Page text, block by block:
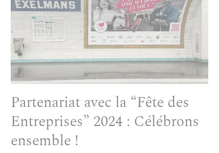
Partenariat avec la “Fête des
Entreprises” 2024 : Célébrons
ensemble !